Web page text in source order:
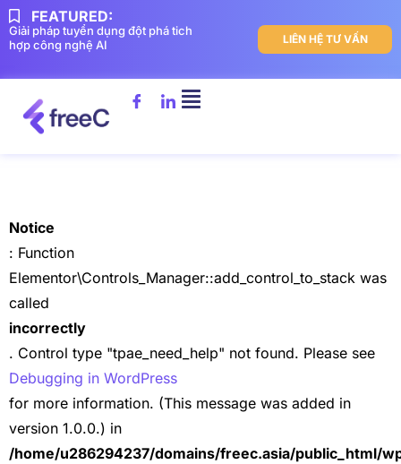
FEATURED:
Giải pháp tuyển dụng đột phá tich
hợp công nghệ AI
LIÊN HỆ TƯ VẤN
Notice
: Function
Elementor\Controls_Manager::add_control_to_stack was
called
incorrectly
. Control type "tpae_need_help" not found. Please see
Debugging in WordPress
for more information. (This message was added in
version 1.0.0.) in
/home/u286294237/domains/freec.asia/public_html/